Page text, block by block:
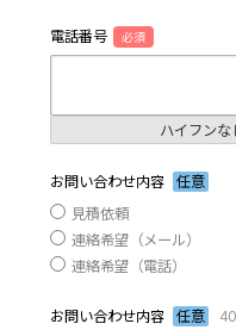
電話番号 必須
ハイフンな
お問い合わせ内容 任意
見積依頼
連絡希望（メール）
連絡希望（電話）
お問い合わせ内容 任意